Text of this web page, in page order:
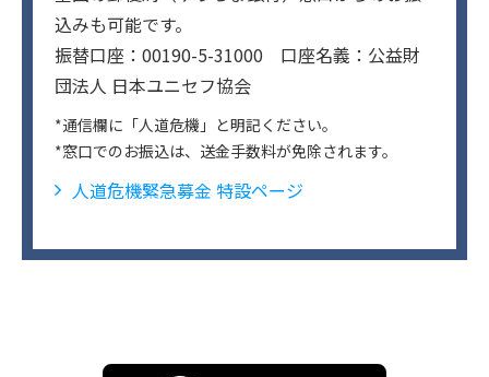
込みも可能です。
振替口座：00190-5-31000 口座名義：公益財
団法人 日本ユニセフ協会
*通信欄に「人道危機」と明記ください。
*窓口でのお振込は、送金手数料が免除されます。
人道危機緊急募金 特設ページ